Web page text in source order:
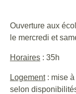
Ouverture aux
le mercredi et
Horaires : 35h
Logement: mise à
selon